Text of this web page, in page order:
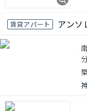
賃貸アパート アンソ